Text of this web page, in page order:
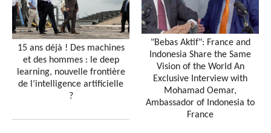
15 ans déjà ! Des machines
et des hommes : le deep
learning, nouvelle frontière
de l’intelligence artificielle
?
"Bebas Aktif": France and
Indonesia Share the Same
Vision of the World An
Exclusive Interview with
Mohamad Oemar,
Ambassador of Indonesia to
France